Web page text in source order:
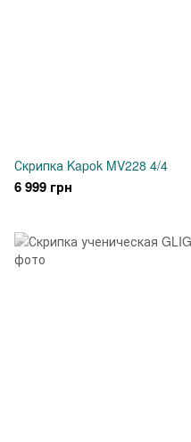
Скрипка Kapok MV228 4/4
6 999 грн